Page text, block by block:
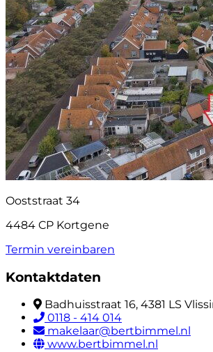
Ooststraat 34
4484 CP Kortgene
Termin vereinbaren
Kontaktdaten
Badhuisstraat 16, 4381 LS
0118 - 414 014
makelaar@bertbimmel.nl
www.bertbimmel.nl